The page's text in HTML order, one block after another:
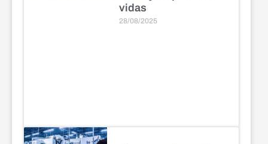
vidas
28/08/2025